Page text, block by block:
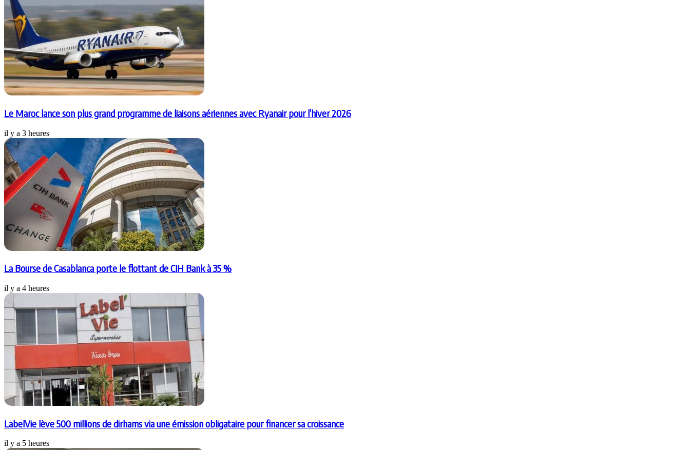
Le Maroc lance son plus grand programme de liaisons aériennes avec Ryanair pour l’hiver 2026
il y a 3 heures
La Bourse de Casablanca porte le flottant de CIH Bank à 35 %
il y a 4 heures
LabelVie lève 500 millions de dirhams via une émission obligataire pour financer sa croissance
il y a 5 heures